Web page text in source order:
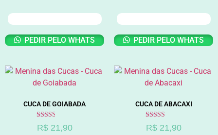
ADICIONAR AO CARRINHO
PEDIR PELO WHATS
ADICIONAR AO CARRINHO
PEDIR PELO WHATS
CUCA DE GOIABADA
Avaliação
2.55
R$21,90
CUCA DE ABACAXI
Avaliação
2.75
R$21,90